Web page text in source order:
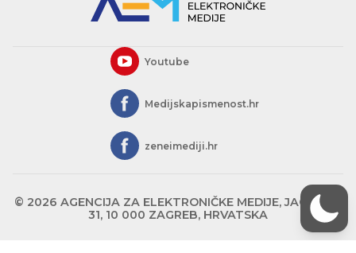
Youtube
Medijskapismenost.hr
zeneimediji.hr
© 2026 AGENCIJA ZA ELEKTRONIČKE MEDIJE, JAGIĆEVA
31, 10 000 ZAGREB, HRVATSKA